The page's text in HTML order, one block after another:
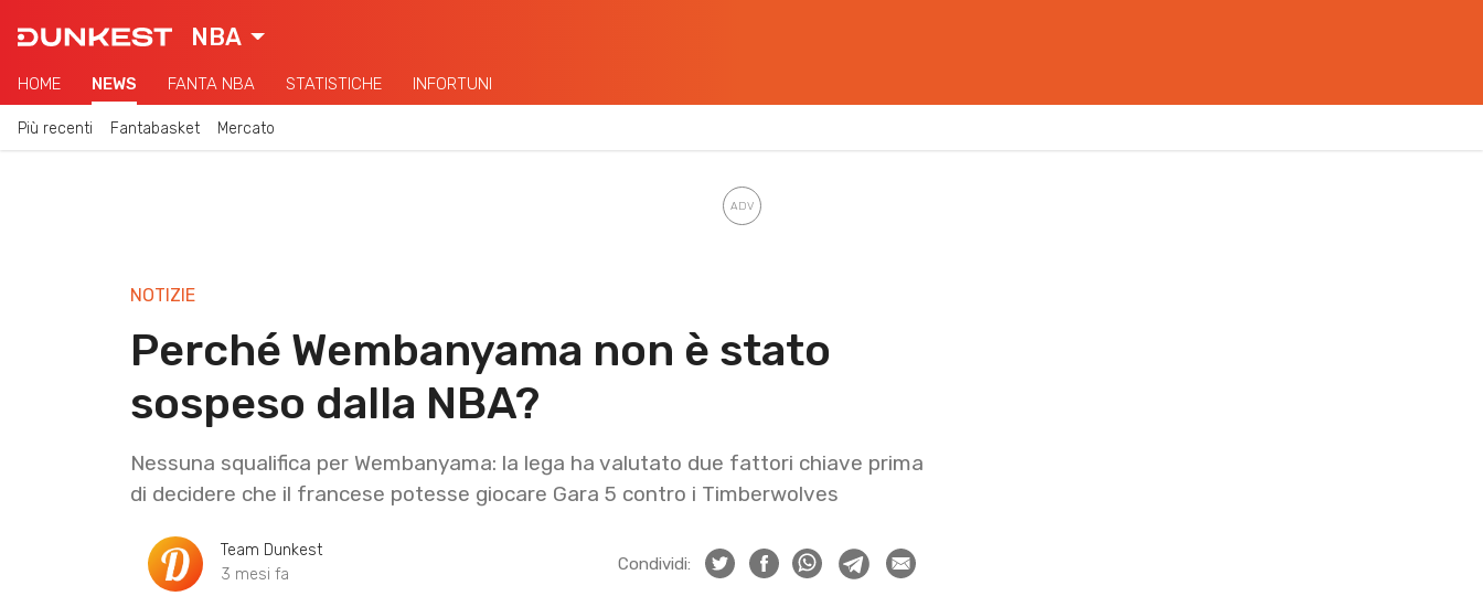
NBA
HOME NEWS FANTA NBA STATISTICHE INFORTUNI
Più recenti Fantabasket Mercato
NOTIZIE
Perché Wembanyama non è stato
sospeso dalla NBA?
Nessuna squalifica per Wembanyama: la lega ha valutato due fattori chiave prima
di decidere che il francese potesse giocare Gara 5 contro i Timberwolves
Team Dunkest
3 mesi fa
Condividi: